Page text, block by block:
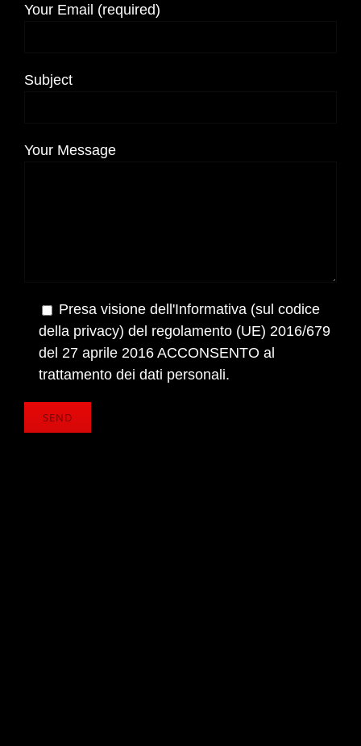
Your Email (required)
Subject
Your Message
Presa visione dell'Informativa (sul codice
della privacy) del regolamento (UE) 2016/679
del 27 aprile 2016 ACCONSENTO al
trattamento dei dati personali.